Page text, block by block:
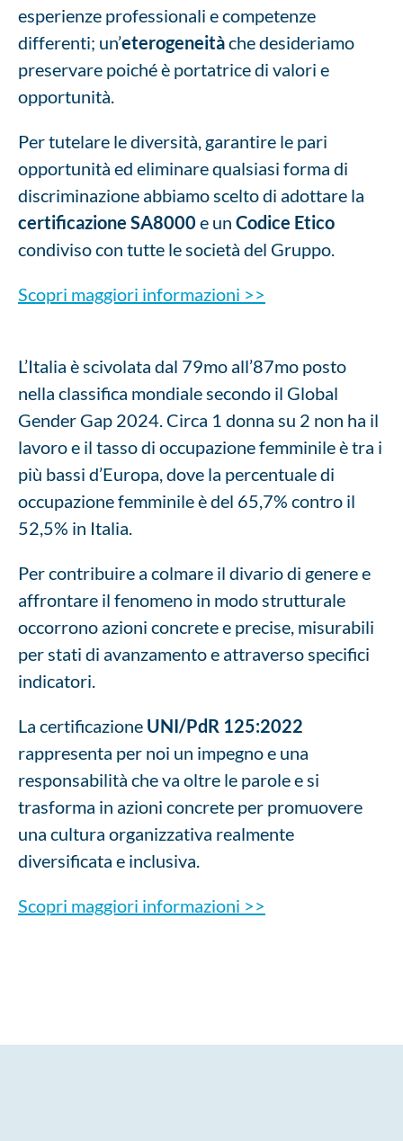
esperienze professionali e competenze
differenti; un’eterogeneitàche desideriamo
preservare poiché è portatrice di valori e
opportunità.
Per tutelare le diversità, garantire le pari
opportunità ed eliminare qualsiasi forma di
discriminazione abbiamo scelto di adottare la
certificazione SA8000 e un Codice Etico
condiviso con tutte le società del Gruppo.
Scopri maggiori informazioni >>
L’Italia è scivolata dal 79mo all’87mo posto
nella classifica mondiale secondo il Global
Gender Gap 2024. Circa 1 donna su 2 non ha il
lavoro e il tasso di occupazione femminile è tra i
più bassi d’Europa, dove la percentuale di
occupazione femminile è del 65,7% contro il
52,5% in Italia.
Per contribuire a colmare il divario di genere e
affrontare il fenomeno in modo strutturale
occorrono azioni concrete e precise, misurabili
per stati di avanzamento e attraverso specifici
indicatori.
La certificazione UNI/PdR 125:2022
rappresenta per noi un impegno e una
responsabilità che va oltre le parole e si
trasforma in azioni concrete per promuovere
una cultura organizzativa realmente
diversificata e inclusiva.
Scopri maggiori informazioni >>